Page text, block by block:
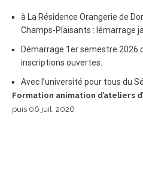
à La Résidence Orangerie de
Champs-Plaisants : lémarrage
Démarrage 1er semestre 2026
inscriptions ouvertes.
Avec l’université pour tous du
Formation animation d’ateliers
puis 06 juil. 2026